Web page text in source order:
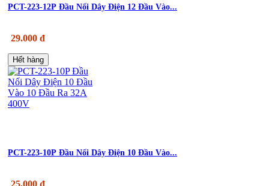
PCT-223-12P Đầu Nối Dây Điện 12 Đầu Vào...
29.000 đ
Hết hàng
PCT-223-10P Đầu Nối Dây Điện 10 Đầu Vào...